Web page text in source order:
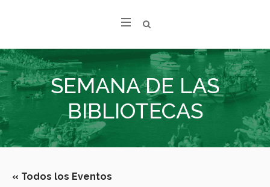
SEMANA DE LAS
BIBLIOTECAS
« Todos los Eventos